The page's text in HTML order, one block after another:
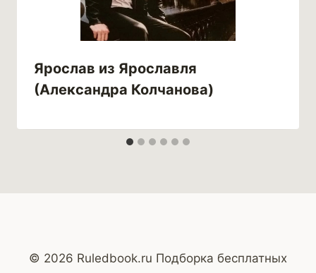
Ярослав из Ярославля
(Александра Колчанова)
© 2026 Ruledbook.ru Подборка бесплатных